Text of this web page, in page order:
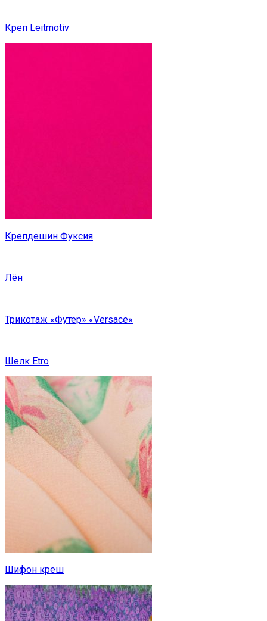
Креп Leitmotiv
Крепдешин Фуксия
Лён
Трикотаж «Футер» «Versace»
Шелк Etro
Шифон креш